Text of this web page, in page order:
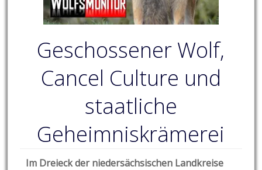
Geschossener Wolf,
Cancel Culture und
staatliche
Geheimniskrämerei
Im Dreieck der niedersächsischen Landkreise